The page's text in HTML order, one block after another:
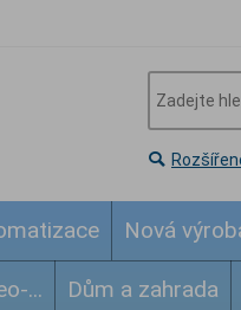
Nová
... Dům a zahrada